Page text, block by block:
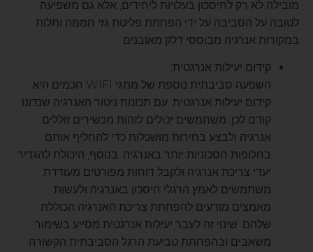
מובילה לא רק לחיסכון בעלויות ליחידים, אלא גם משפיעה
לטובה על הסביבה על ידי הפחתת פליטת גזי חממה ותלות
במקורות אנרגיה מבוססי דלק מאובנים.
קידום יעילות אנרגטית:
השפעה סביבתית נוספת של מתגי WIFI חכמים היא
קידום יעילות אנרגטית. עם תכונות ניטור האנרגיה שנדונו
קודם לכן, משתמשים יכולים לזהות מכשירים זוללים
אנרגיה ולבצע בחירות מושכלות כדי להחליף אותם
בחלופות חסכוניות יותר באנרגיה. בנוסף, היכולת להגדיר
יעדי צריכת אנרגיה ולקבל דוחות מפורטים מעודדת
משתמשים לאמץ הרגלי חיסכון באנרגיה ולעשות
מאמצים מודעים להפחתת צריכת האנרגיה הכוללת
שלהם. שינוי זה לעבר יעילות אנרגטית מסייע בשימור
משאבים ובהפחתת טביעת הרגל הסביבתית הקשורה